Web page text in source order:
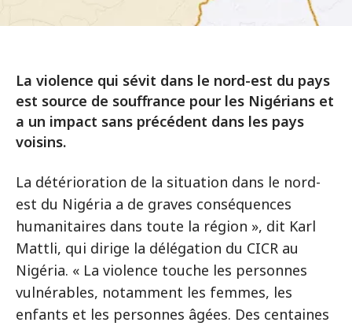
La violence qui sévit dans le nord-est du pays
est source de souffrance pour les Nigérians et
a un impact sans précédent dans les pays
voisins.
La détérioration de la situation dans le nord-
est du Nigéria a de graves conséquences
humanitaires dans toute la région », dit Karl
Mattli, qui dirige la délégation du CICR au
Nigéria. « La violence touche les personnes
vulnérables, notamment les femmes, les
enfants et les personnes âgées. Des centaines